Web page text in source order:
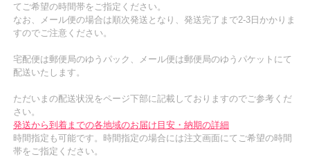
てご希望の時間帯をご指定ください。
なお、メール便の場合は順次発送となり、発送完了まで2-3日かかりま
すのでご注意ください。
宅配便は郵便局のゆうパック、メール便は郵便局のゆうパケットにて
配送いたします。
ただいまの配送状況をページ下部に記載しておりますのでご参考くだ
さい。
発送から到着までの各地域のお届け目安・納期の詳細
時間指定も可能です。時間指定の場合には注文画面にてご希望の時間
帯をご指定ください。